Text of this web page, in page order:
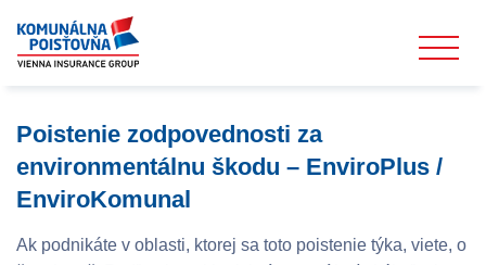
Poistenie zodpovednosti za
environmentálnu škodu – EnviroPlus /
EnviroKomunal
Ak podnikáte v oblasti, ktorej sa toto poistenie týka, viete, o